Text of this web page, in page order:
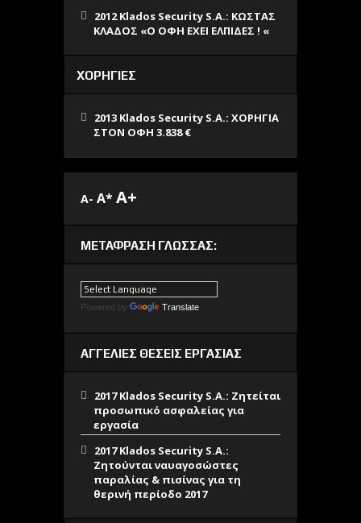
2012 Klados Security S.A.: ΚΩΣΤΑΣ
ΚΛΑΔΟΣ «O ΟΦΗ ΕΧΕΙ ΕΛΠΙΔΕΣ ! «
ΧΟΡΗΓΙΕΣ
2013 Klados Security S.A.: ΧΟΡΗΓΙΑ
ΣΤΟΝ ΟΦΗ 3.838 €
A- A*A+
ΜΕΤΆΦΡΑΣΗ ΓΛΏΣΣΑΣ:
Powered by Translate
ΑΓΓΕΛΙΕΣ ΘΕΣΕΙΣ ΕΡΓΑΣΙΑΣ
2017 Klados Security S.A.: Ζητείται
προσωπικό ασφαλείας για
εργασία
2017 Klados Security S.A.:
Ζητούνται ναυαγοσώστες
παραλίας & πισίνας για τη
θερινή περίοδο 2017